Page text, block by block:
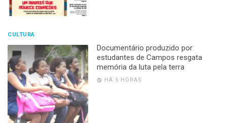
CULTURA
Documentário produzido por
estudantes de Campos resgata
memória da luta pela terra
HÁ 5 HORAS